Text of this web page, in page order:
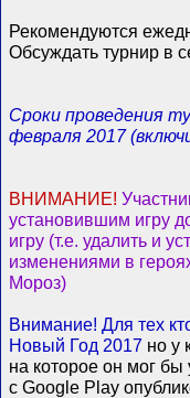
Рекомендуются
Обсуждать турнир в
Сроки проведения
февраля 2017
ВНИМАНИЕ!
установившим игру
игру (т.е. удалить и
изменениями в
Мороз)
Внимание! Для тех
Новый Год 2017 но у
на которое он мог
с Google Play